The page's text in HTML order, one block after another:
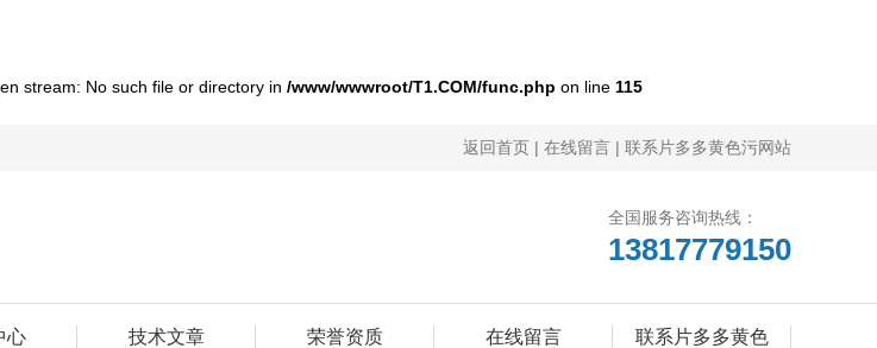
stream: No such file or directory in /www/wwwroot/T1.COM/func.php on line 115
返回首页 | 在线留言 | 联系片多多黄色污网站
全国服务咨询热线：
13817779150
心 技术文章 荣誉资质 在线留言 联系片多多黄色